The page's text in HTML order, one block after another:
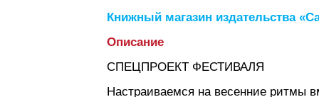
Книжный магазин издательства
Описание
СПЕЦПРОЕКТ ФЕСТИВАЛЯ
Настраиваемся на весенние ритмы